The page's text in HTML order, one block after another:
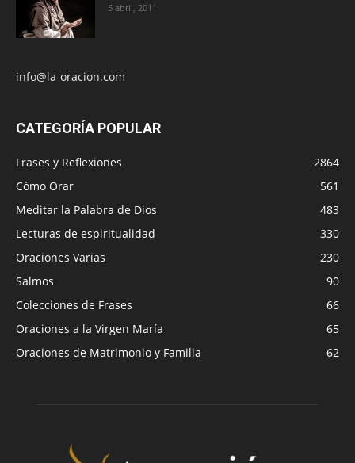
5 abril, 2011
info@la-oracion.com
CATEGORÍA POPULAR
Frases y Reflexiones
2864
Cómo Orar
561
Meditar la Palabra de Dios
483
Lecturas de espiritualidad
330
Oraciones Varias
230
Salmos
90
Colecciones de Frases
66
Oraciones a la Virgen María
65
Oraciones de Matrimonio y Familia
62